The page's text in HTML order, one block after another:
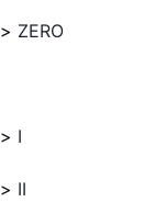
ZERO
I
II